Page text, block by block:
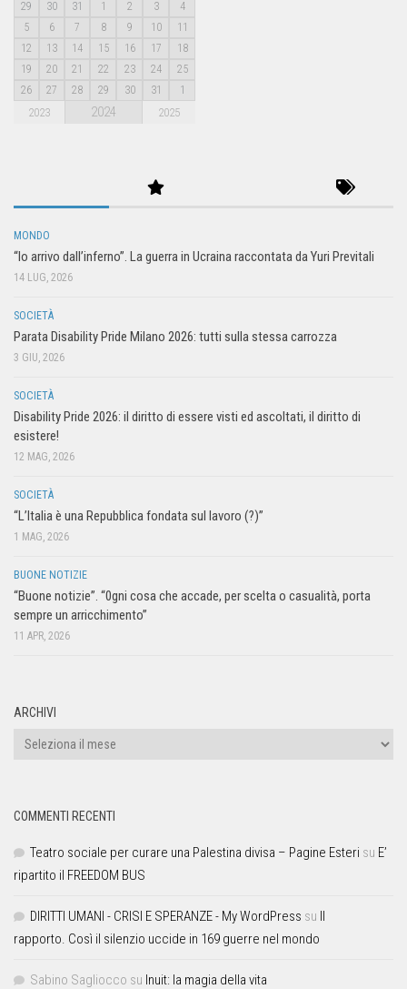
29
30 31 1 2 3
4
5
6 7 8 9 10
11
12
13 14 15 16 17
18
19
20 21 22 23 24
25
26
27 28 29 30 31 1
2023 2024 2025
MONDO
“Io arrivo dall’inferno”. La guerra in Ucraina raccontata da Yuri Previtali
14 LUG, 2026
SOCIETÀ
Parata Disability Pride Milano 2026: tutti sulla stessa carrozza
3 GIU, 2026
SOCIETÀ
Disability Pride 2026: il diritto di essere visti ed ascoltati, il diritto di
esistere!
12 MAG, 2026
SOCIETÀ
“L’Italia è una Repubblica fondata sul lavoro (?)”
1 MAG, 2026
BUONE NOTIZIE
“Buone notizie”. “0gni cosa che accade, per scelta o casualità, porta
sempre un arricchimento”
11 APR, 2026
ARCHIVI
COMMENTI RECENTI
Teatro sociale per curare una Palestina divisa – Pagine Esteri su E’
ripartito il FREEDOM BUS
DIRITTI UMANI - CRISI E SPERANZE - My WordPress su Il
rapporto. Così il silenzio uccide in 169 guerre nel mondo
Sabino Sagliocco su Inuit: la magia della vita